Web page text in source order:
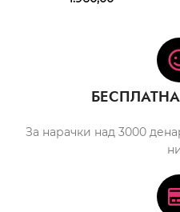
За нарачки над 3000